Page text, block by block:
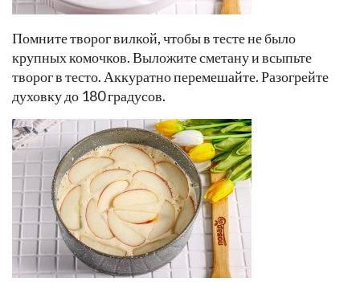
Помните творог вилкой, чтобы в тесте не было
крупных комочков. Выложите сметану и всыпьте
творог в тесто. Аккуратно перемешайте. Разогрейте
духовку до 180 градусов.